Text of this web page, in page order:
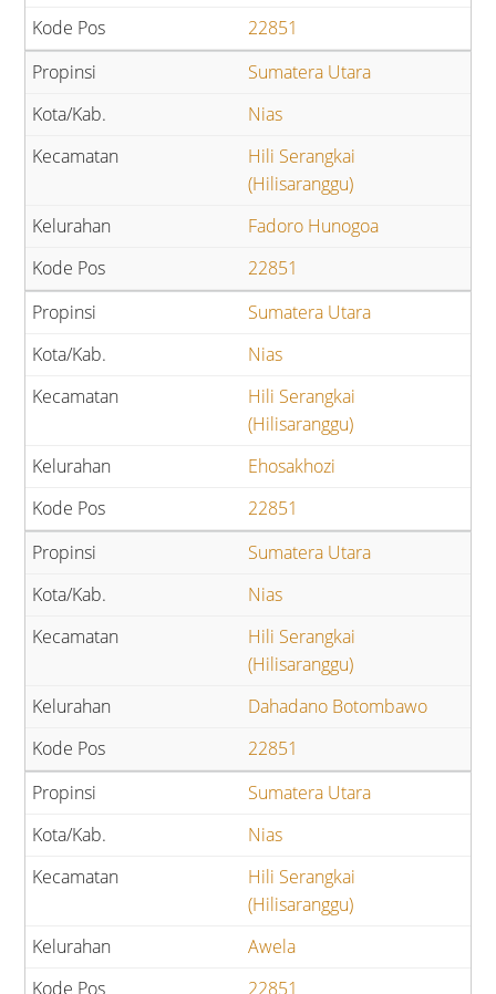
22851
Sumatera Utara
Nias
Hili Serangkai
(Hilisaranggu)
Fadoro Hunogoa
22851
Sumatera Utara
Nias
Hili Serangkai
(Hilisaranggu)
Ehosakhozi
22851
Sumatera Utara
Nias
Hili Serangkai
(Hilisaranggu)
Dahadano Botombawo
22851
Sumatera Utara
Nias
Hili Serangkai
(Hilisaranggu)
Awela
22851